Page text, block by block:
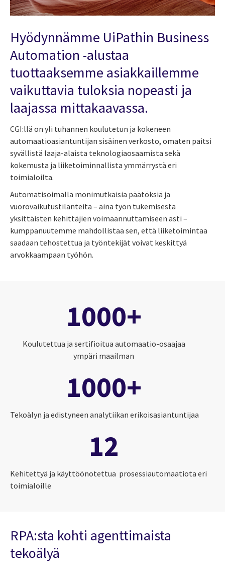
Hyödynnämme UiPathin Business
Automation -alustaa
tuottaaksemme asiakkaillemme
vaikuttavia tuloksia nopeasti ja
laajassa mittakaavassa.
CGI:llä on yli tuhannen koulutetun ja kokeneen
automaatioasiantuntijan sisäinen verkosto, omaten paitsi
syvällistä laaja-alaista teknologiaosaamista sekä
kokemusta ja liiketoiminnallista ymmärrystä eri
toimialoilta.
Automatisoimalla monimutkaisia päätöksiä ja
vuorovaikutustilanteita – aina työn tukemisesta
yksittäisten kehittäjien voimaannuttamiseen asti –
kumppanuutemme mahdollistaa sen, että liiketoimintaa
saadaan tehostettua ja työntekijät voivat keskittyä
arvokkaampaan työhön.
1000+
Koulutettua ja sertifioitua automaatio-osaajaa
ympäri maailman
1000+
Tekoälyn ja edistyneen analytiikan erikoisasiantuntijaa
12
Kehitettyä ja käyttöönotettua prosessiautomaatiota eri
toimialoille
RPA:sta kohti agenttimaista
tekoälyä